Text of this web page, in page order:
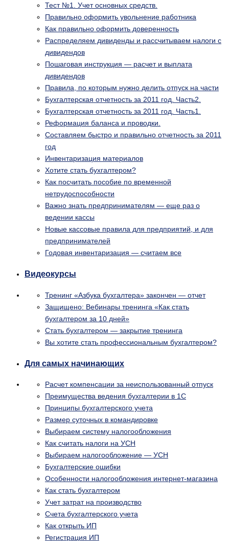
Тест №1. Учет основных средств.
Правильно оформить увольнение работника
Как правильно оформить доверенность
Распределяем дивиденды и рассчитываем налоги с
дивидендов
Пошаговая инструкция — расчет и выплата
дивидендов
Правила, по которым нужно делить отпуск на части
Бухгалтерская отчетность за 2011 год. Часть2.
Бухгалтерская отчетность за 2011 год. Часть1.
Реформация баланса и проводки.
Составляем быстро и правильно отчетность за 2011
год
Инвентаризация материалов
Хотите стать бухгалтером?
Как посчитать пособие по временной
нетрудоспособности
Важно знать предпринимателям — еще раз о
ведении кассы
Новые кассовые правила для предприятий, и для
предпринимателей
Годовая инвентаризация — считаем все
Видеокурсы
Тренинг «Азбука бухгалтера» закончен — отчет
Защищено: Вебинары тренинга «Как стать
бухгалтером за 10 дней»
Стать бухгалтером — закрытие тренинга
Вы хотите стать профессиональным бухгалтером?
Для самых начинающих
Расчет компенсации за неиспользованный отпуск
Преимущества ведения бухгалтерии в 1С
Принципы бухгалтерского учета
Размер суточных в командировке
Выбираем систему налогообложения
Как считать налоги на УСН
Выбираем налогообложение — УСН
Бухгалтерские ошибки
Особенности налогообложения интернет-магазина
Как стать бухгалтером
Учет затрат на производство
Счета бухгалтерского учета
Как открыть ИП
Регистрация ИП